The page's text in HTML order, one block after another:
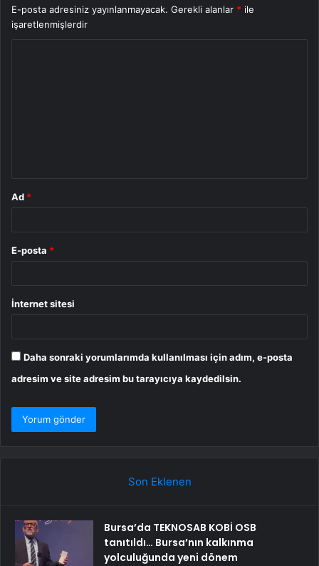
E-posta adresiniz yayınlanmayacak. Gerekli alanlar * ile
işaretlenmişlerdir
Ad *
E-posta *
İnternet sitesi
Daha sonraki yorumlarımda kullanılması için adım, e-posta
adresim ve site adresim bu tarayıcıya kaydedilsin.
Son Eklenen
Bursa’da TEKNOSAB KOBİ OSB
tanıtıldı… Bursa’nın kalkınma
yolculuğunda yeni dönem